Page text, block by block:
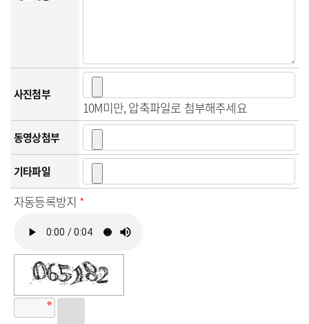
사진첨부
10M미만, 압축파일로 첨부해주세요
동영상첨부
기타파일
자동등록방지 *